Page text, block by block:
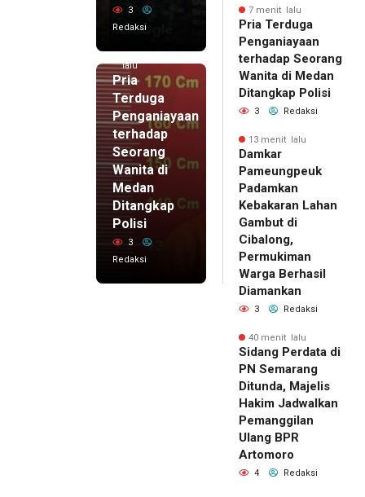
3
Redaksi
7 menit
lalu
Pria
Terduga
Penganiayaan
terhadap
Seorang
Wanita di
Medan
Ditangkap
Polisi
3
Redaksi
7 menit lalu
Pria Terduga
Penganiayaan
terhadap Seorang
Wanita di Medan
Ditangkap Polisi
3 Redaksi
13 menit lalu
Damkar
Pameungpeuk
Padamkan
Kebakaran Lahan
Gambut di
Cibalong,
Permukiman
Warga Berhasil
Diamankan
3 Redaksi
40 menit lalu
Sidang Perdata di
PN Semarang
Ditunda, Majelis
Hakim Jadwalkan
Pemanggilan
Ulang BPR
Artomoro
4 Redaksi